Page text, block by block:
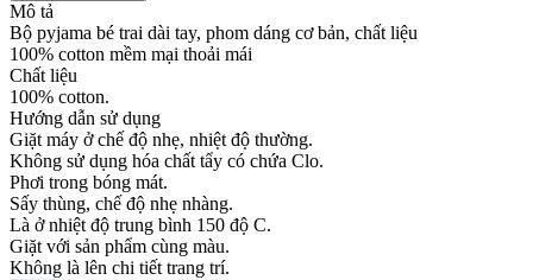
Mô tả
Bộ pyjama bé trai dài tay, phom dáng cơ bản, chất liệu
100% cotton mềm mại thoải mái
Chất liệu
100% cotton.
Hướng dẫn sử dụng
Giặt máy ở chế độ nhẹ, nhiệt độ thường.
Không sử dụng hóa chất tẩy có chứa Clo.
Phơi trong bóng mát.
Sấy thùng, chế độ nhẹ nhàng.
Là ở nhiệt độ trung bình 150 độ C.
Giặt với sản phẩm cùng màu.
Không là lên chi tiết trang trí.